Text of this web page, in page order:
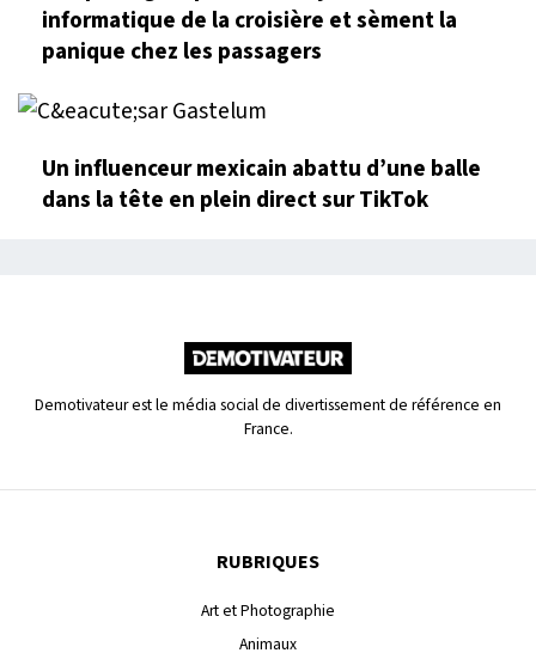
informatique de la croisière et sèment la
panique chez les passagers
Un influenceur mexicain abattu d’une balle
dans la tête en plein direct sur TikTok
Demotivateur est le média social de divertissement de référence en
France.
RUBRIQUES
Art et Photographie
Animaux